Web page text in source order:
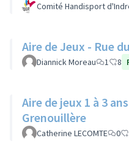
Comité Handisport
Aire de Jeux - Rue
Diannick Moreau 1 8
Aire de jeux 1 à 3
Grenouillère
Catherine LECOMTE 0